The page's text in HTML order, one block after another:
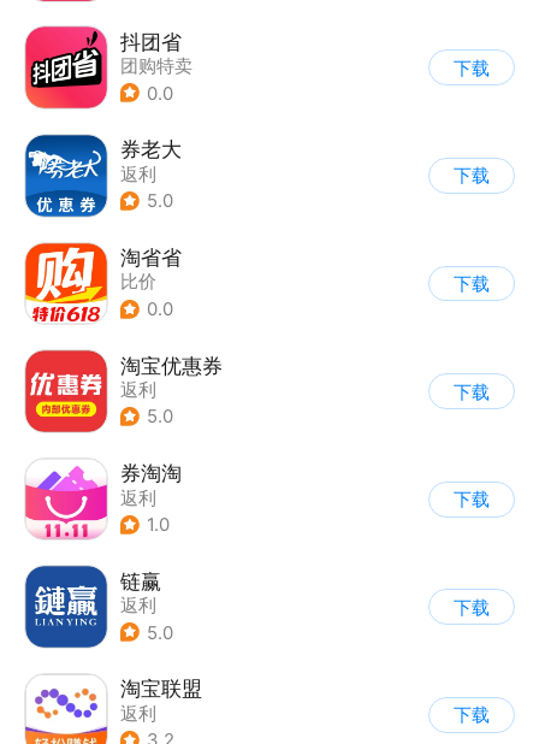
抖团省
团购特卖
0.0
下载
券老大
返利
5.0
下载
淘省省
比价
0.0
下载
淘宝优惠券
返利
5.0
下载
券淘淘
返利
1.0
下载
链赢
返利
5.0
下载
淘宝联盟
返利
下载